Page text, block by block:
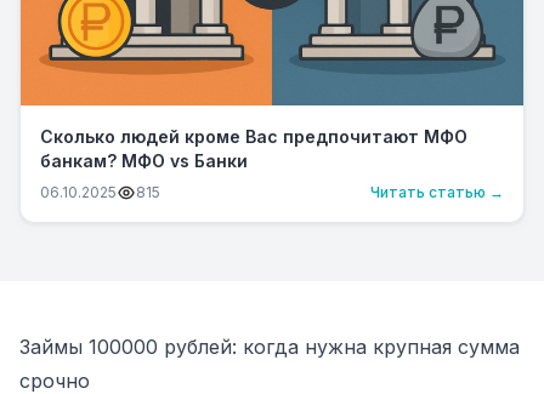
Сколько людей кроме Вас предпочитают МФО
банкам? МФО vs Банки
06.10.2025 815 Читать статью →
Займы 100000 рублей: когда нужна крупная сумма
срочно